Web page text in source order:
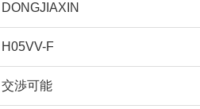
DONGJIAXIN
H05VV-F
交渉可能